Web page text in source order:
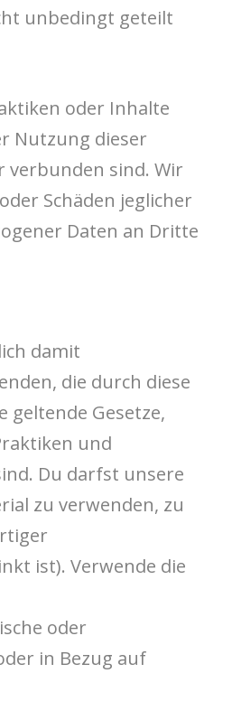
unbedingt geteilt
oder Inhalte
Nutzung dieser
verbunden sind. Wir
Schäden jeglicher
Daten an Dritte
damit
die durch diese
geltende Gesetze,
und
Du darfst unsere
zu verwenden, zu
ist). Verwende die
oder
in Bezug auf